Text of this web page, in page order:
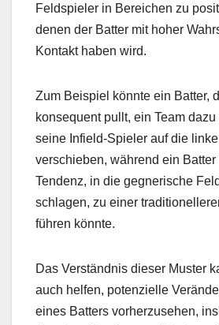
Feldspieler in Bereichen zu
denen der Batter mit hoher
Kontakt haben wird.
Zum Beispiel könnte ein Batter,
konsequent pullt, ein Team
seine Infield-Spieler auf die
verschieben, während ein Batter
Tendenz, in die gegnerische
schlagen, zu einer
führen könnte.
Das Verständnis dieser Muster
auch helfen, potenzielle
eines Batters vorherzusehen,